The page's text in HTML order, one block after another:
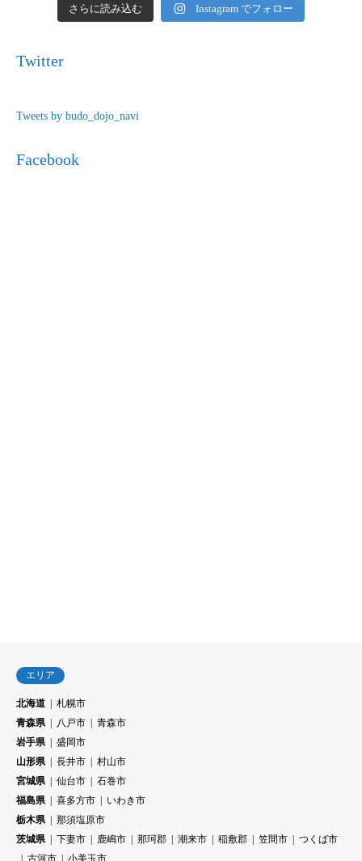
さらに読み込む Instagram でフォロー
Twitter
Tweets by budo_dojo_navi
Facebook
エリア
北海道
札幌市
青森県
八戸市
青森市
岩手県
盛岡市
山形県
長井市
村山市
宮城県
仙台市
石巻市
福島県
喜多方市
いわき市
栃木県
那須塩原市
茨城県
下妻市 鹿嶋市 那珂郡 潮来市 稲敷郡 笠間市
つくば市
古河市
小美玉市